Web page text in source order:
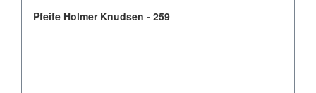
Pfeife Holmer Knudsen - 259